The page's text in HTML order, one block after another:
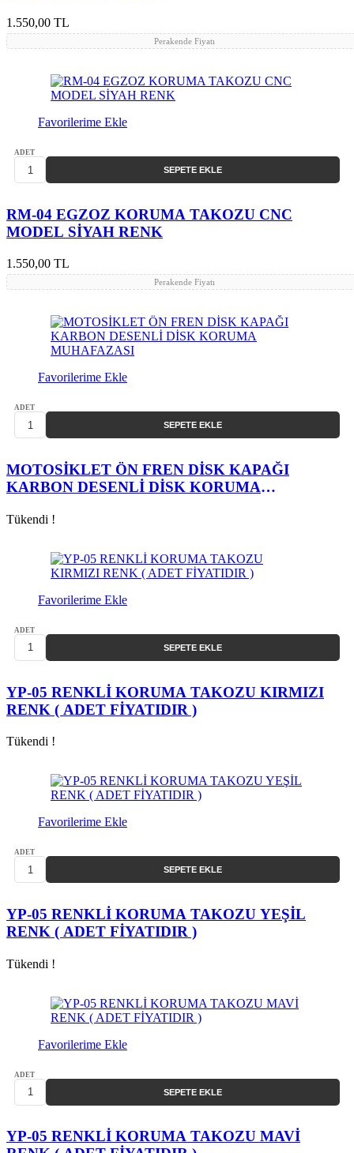
1.550,00 TL
Perakende Fiyatı
Favorilerime Ekle
ADET
SEPETE EKLE
RM-04 EGZOZ KORUMA TAKOZU CNC
MODEL SİYAH RENK
1.550,00 TL
Perakende Fiyatı
Favorilerime Ekle
ADET
SEPETE EKLE
MOTOSİKLET ÖN FREN DİSK KAPAĞI
KARBON DESENLİ DİSK KORUMA
Tükendi !
Favorilerime Ekle
ADET
SEPETE EKLE
YP-05 RENKLİ KORUMA TAKOZU KIRMIZI
RENK ( ADET FİYATIDIR )
Tükendi !
Favorilerime Ekle
ADET
SEPETE EKLE
YP-05 RENKLİ KORUMA TAKOZU YEŞİL
RENK ( ADET FİYATIDIR )
Tükendi !
Favorilerime Ekle
ADET
SEPETE EKLE
YP-05 RENKLİ KORUMA TAKOZU MAVİ